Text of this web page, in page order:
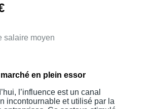
salaire moyen
en plein essor
l’influence est un canal
incontournable et utilisé par la